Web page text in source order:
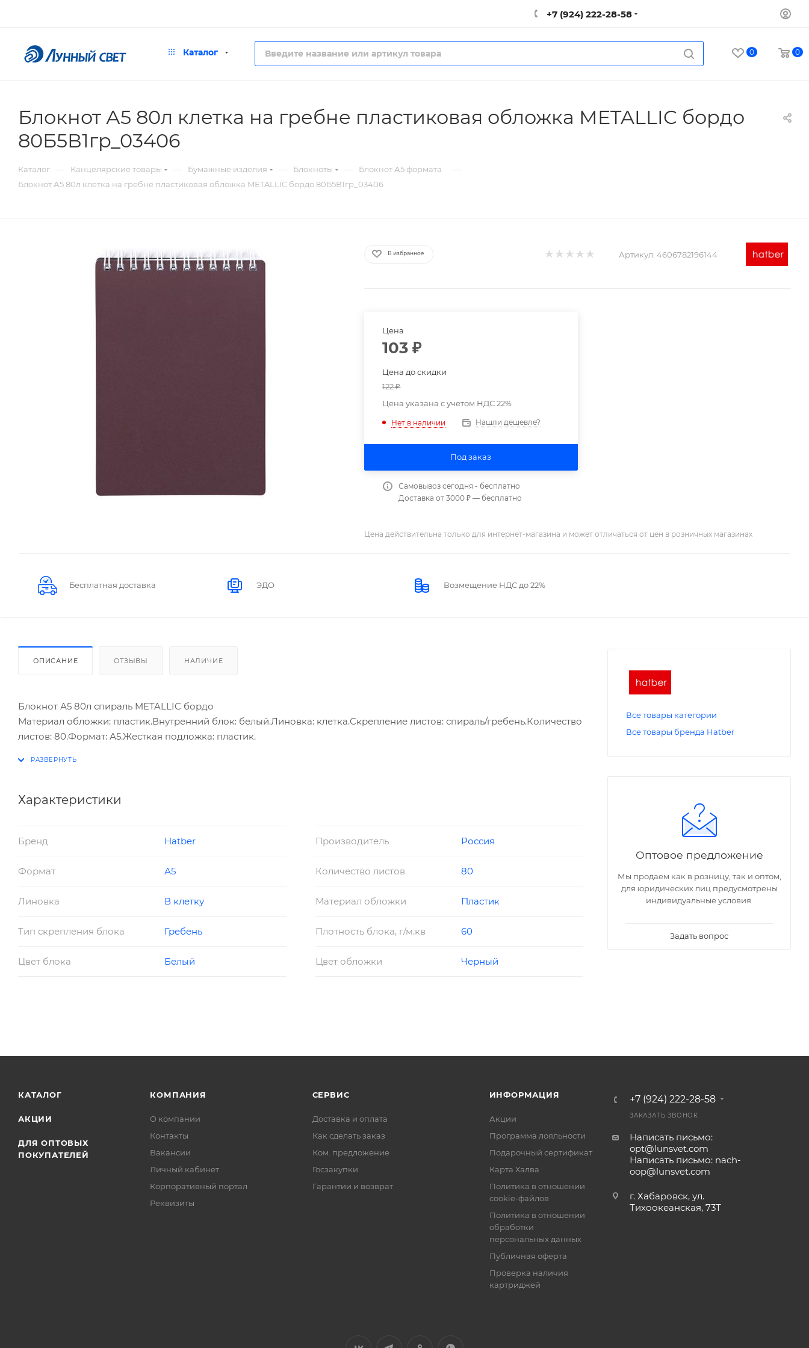
+7 (924) 222-28-58
Каталог 0 0
Блокнот А5 80л клетка на гребне пластиковая обложка METALLIC бордо
80Б5В1гр_03406
Каталог — Канцелярские товары — Бумажные изделия — Блокноты — Блокнот А5 формата —
Блокнот А5 80л клетка на гребне пластиковая обложка METALLIC бордо 80Б5В1гр_03406
В избранное Артикул: 4606782196144
Цена
103 ₽
Цена до скидки
122₽
Цена указана с учетом НДС 22%
Нет в наличии Нашли дешевле?
Под заказ
Самовывоз сегодня - бесплатно
Доставка от 3000 ₽ — бесплатно
Цена действительна только для интернет-магазина и может отличаться от цен в розничных магазинах
Бесплатная доставка ЭДО Возмещение НДС до 22%
ОПИСАНИЕ ОТЗЫВЫ НАЛИЧИЕ
Блокнот А5 80л спираль METALLIC бордо
Материал обложки: пластик.Внутренний блок: белый.Линовка: клетка.Скрепление листов: спираль/гребень.Количество
листов: 80.Формат: А5.Жесткая подложка: пластик.
Характеристики
Бренд Hatber Производитель Россия
Формат А5 Количество листов 80
Линовка В клетку Материал обложки Пластик
Тип скрепления блока Гребень Плотность блока, г/м.кв 60
Цвет блока Белый Цвет обложки Черный
Все товары категории
Все товары бренда Hatber
Оптовое предложение
Мы продаем как в розницу, так и оптом,
для юридических лиц предусмотрены
индивидуальные условия.
Задать вопрос
КАТАЛОГ
АКЦИИ
ДЛЯ ОПТОВЫХ
ПОКУПАТЕЛЕЙ
КОМПАНИЯ
О компании
Контакты
Вакансии
Личный кабинет
Корпоративный портал
Реквизиты
СЕРВИС
Доставка и оплата
Как сделать заказ
Ком. предложение
Госзакупки
Гарантии и возврат
ИНФОРМАЦИЯ
Акции
Программа лояльности
Подарочный сертификат
Карта Халва
Политика в отношении
cookie-файлов
Политика в отношении
обработки
персональных данных
Публичная оферта
Проверка наличия
картриджей
+7 (924) 222-28-58
ЗАКАЗАТЬ ЗВОНОК
Написать письмо:
opt@lunsvet.com
Написать письмо: nach-
oop@lunsvet.com
г. Хабаровск, ул.
Тихоокеанская, 73Т